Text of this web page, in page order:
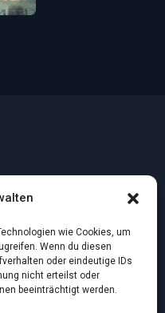
wie Cookies, um
Wenn du diesen
oder eindeutige IDs
nicht erteilst oder
beeinträchtigt werden.